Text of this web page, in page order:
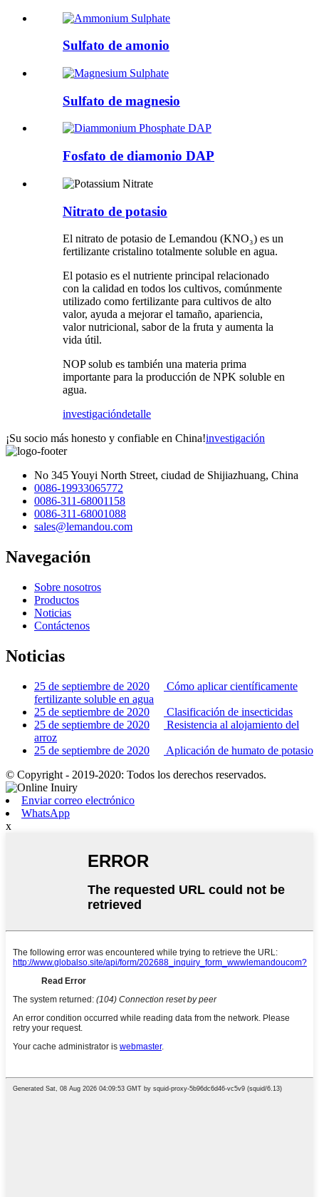
Sulfato de amonio
Sulfato de magnesio
Fosfato de diamonio DAP
Nitrato de potasio
El nitrato de potasio de Lemandou (KNO₃) es un
fertilizante cristalino totalmente soluble en agua.
El potasio es el nutriente principal relacionado
con la calidad en todos los cultivos, comúnmente
utilizado como fertilizante para cultivos de alto
valor, ayuda a mejorar el tamaño, apariencia,
valor nutricional, sabor de la fruta y aumenta la
vida útil.
NOP solub es también una materia prima
importante para la producción de NPK soluble en
agua.
investigacióndetalle
¡Su socio más honesto y confiable en China!investigación
No 345 Youyi North Street, ciudad de Shijiazhuang, China
0086-19933065772
0086-311-68001158
0086-311-68001088
sales@lemandou.com
Navegación
Sobre nosotros
Productos
Noticias
Contáctenos
Noticias
25 de septiembre de 2020
Cómo aplicar científicamente
fertilizante soluble en agua
25 de septiembre de 2020
Clasificación de insecticidas
25 de septiembre de 2020
Resistencia al alojamiento del
arroz
25 de septiembre de 2020
Aplicación de humato de potasio
© Copyright - 2019-2020: Todos los derechos reservados.
Enviar correo electrónico
WhatsApp
x